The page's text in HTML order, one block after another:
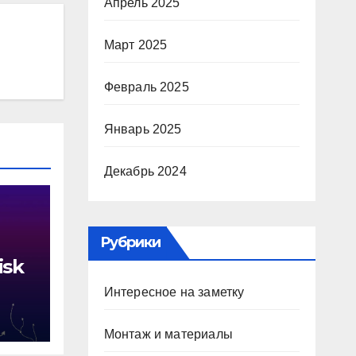
Апрель 2025
Март 2025
Февраль 2025
Январь 2025
Декабрь 2024
Рубрики
Интересное на заметку
Монтаж и материалы